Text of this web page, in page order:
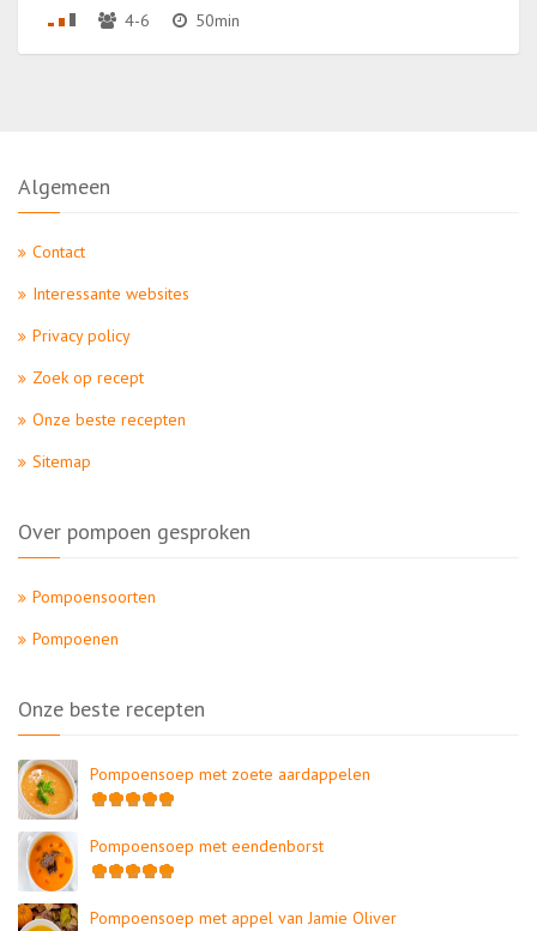
4-6 50min
Algemeen
Contact
Interessante websites
Privacy policy
Zoek op recept
Onze beste recepten
Sitemap
Over pompoen gesproken
Pompoensoorten
Pompoenen
Onze beste recepten
Pompoensoep met zoete aardappelen
Pompoensoep met eendenborst
Pompoensoep met appel van Jamie Oliver